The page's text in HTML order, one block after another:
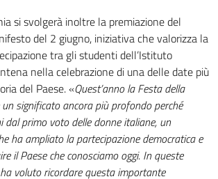
si svolgerà inoltre la premiazione del
del 2 giugno, iniziativa che valorizza la
tra gli studenti dell’Istituto
nella celebrazione di una delle date più
del Paese. «Quest’anno la Festa della
significato ancora più profondo perché
dal primo voto delle donne italiane, un
ha ampliato la partecipazione democratica e
il Paese che conosciamo oggi. In queste
voluto ricordare questa importante